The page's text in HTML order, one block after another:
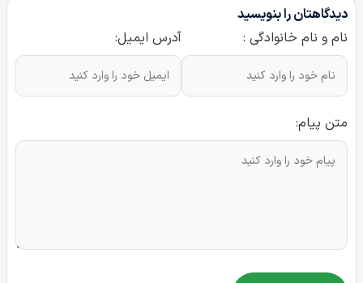
دیدگاهتان را بنویسید
نام و نام خانوادگی :
آدرس ایمیل:
متن پیام: